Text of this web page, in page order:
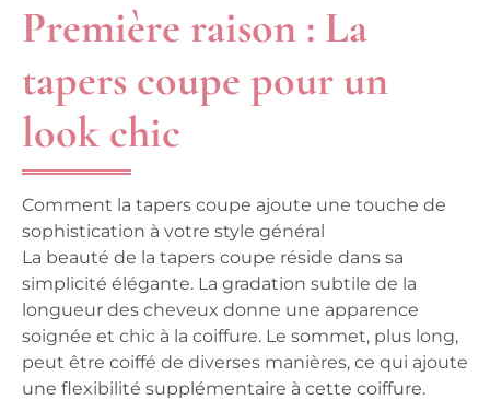
Première raison : La
tapers coupe pour un
look chic
Comment la tapers coupe ajoute une touche de
sophistication à votre style général
La beauté de la tapers coupe réside dans sa
simplicité élégante. La gradation subtile de la
longueur des cheveux donne une apparence
soignée et chic à la coiffure. Le sommet, plus long,
peut être coiffé de diverses manières, ce qui ajoute
une flexibilité supplémentaire à cette coiffure.